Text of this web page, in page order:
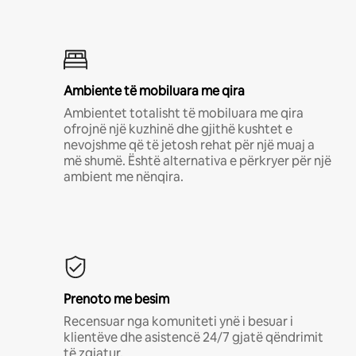
Ambiente të mobiluara me qira
Ambientet totalisht të mobiluara me qira
ofrojnë një kuzhinë dhe gjithë kushtet e
nevojshme që të jetosh rehat për një muaj a
më shumë. Është alternativa e përkryer për një
ambient me nënqira.
Prenoto me besim
Recensuar nga komuniteti ynë i besuar i
klientëve dhe asistencë 24/7 gjatë qëndrimit